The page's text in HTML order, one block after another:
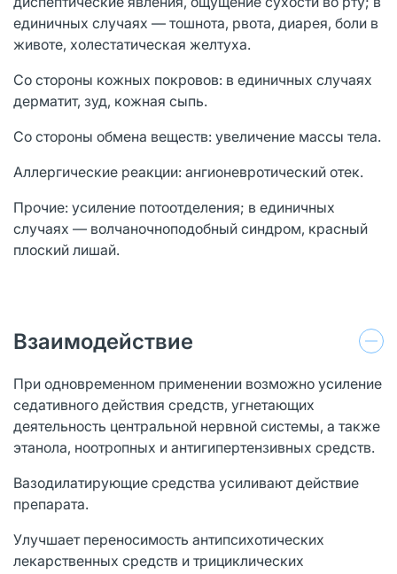
единичных случаях — тошнота, рвота, диарея, боли в
животе, холестатическая желтуха.
Со стороны кожных покровов: в единичных случаях
дерматит, зуд, кожная сыпь.
Со стороны обмена веществ: увеличение массы тела.
Аллергические реакции: ангионевротический отек.
Прочие: усиление потоотделения; в единичных
случаях — волчаночноподобный синдром, красный
плоский лишай.
Взаимодействие
При одновременном применении возможно усиление
седативного действия средств, угнетающих
деятельность центральной нервной системы, а также
этанола, ноотропных и антигипертензивных средств.
Вазодилатирующие средства усиливают действие
препарата.
Улучшает переносимость антипсихотических
лекарственных средств и трициклических